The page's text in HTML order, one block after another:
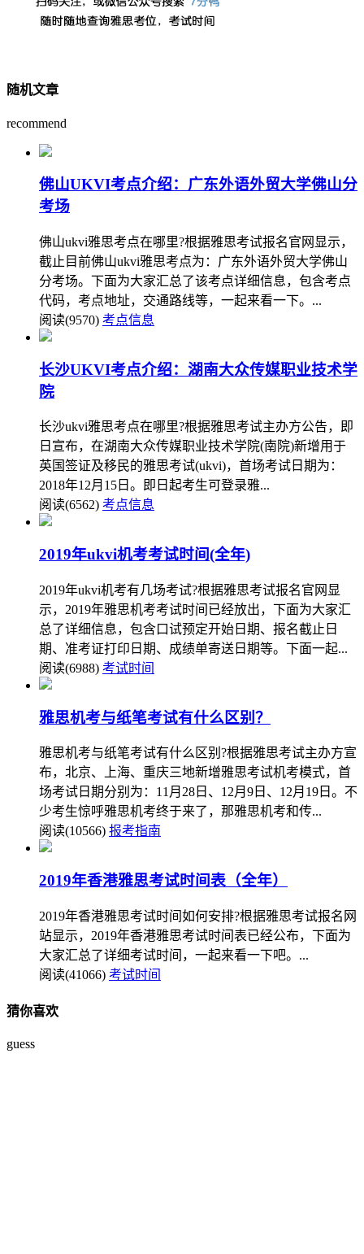
随机文章
recommend
佛山UKVI考点介绍：广东外语外贸大学佛山分
考场
佛山ukvi雅思考点在哪里?根据雅思考试报名官网显示，
截止目前佛山ukvi雅思考点为：广东外语外贸大学佛山
分考场。下面为大家汇总了该考点详细信息，包含考点
代码，考点地址，交通路线等，一起来看一下。...
阅读(9570) 考点信息
长沙UKVI考点介绍：湖南大众传媒职业技术学
院
长沙ukvi雅思考点在哪里?根据雅思考试主办方公告，即
日宣布，在湖南大众传媒职业技术学院(南院)新增用于
英国签证及移民的雅思考试(ukvi)，首场考试日期为：
2018年12月15日。即日起考生可登录雅...
阅读(6562) 考点信息
2019年ukvi机考考试时间(全年)
2019年ukvi机考有几场考试?根据雅思考试报名官网显
示，2019年雅思机考考试时间已经放出，下面为大家汇
总了详细信息，包含口试预定开始日期、报名截止日
期、准考证打印日期、成绩单寄送日期等。下面一起...
阅读(6988) 考试时间
雅思机考与纸笔考试有什么区别？
雅思机考与纸笔考试有什么区别?根据雅思考试主办方宣
布，北京、上海、重庆三地新增雅思考试机考模式，首
场考试日期分别为：11月28日、12月9日、12月19日。不
少考生惊呼雅思机考终于来了，那雅思机考和传...
阅读(10566) 报考指南
2019年香港雅思考试时间表（全年）
2019年香港雅思考试时间如何安排?根据雅思考试报名网
站显示，2019年香港雅思考试时间表已经公布，下面为
大家汇总了详细考试时间，一起来看一下吧。...
阅读(41066) 考试时间
猜你喜欢
guess